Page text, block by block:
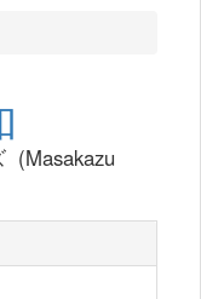
(Masakazu